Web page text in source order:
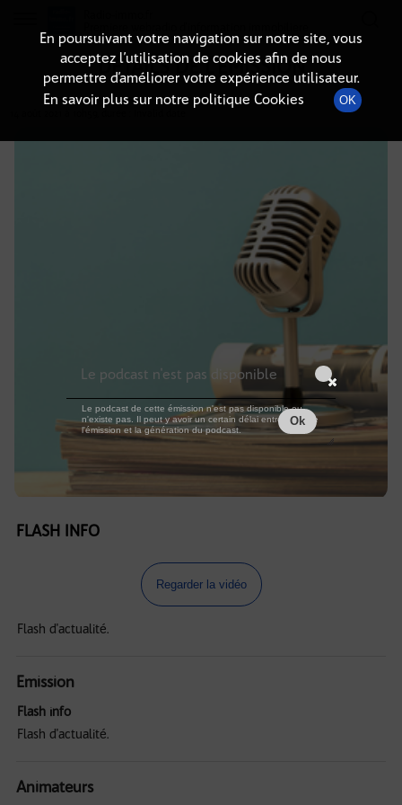
DÉTAILS DE L'ÉMISSION
FLASH INFO
Regarder la vidéo
Flash d'actualité.
Emission
Flash info
Flash d'actualité.
Animateurs
En poursuivant votre navigation sur notre site, vous
acceptez l’utilisation de cookies afin de nous
permettre d’améliorer votre expérience utilisateur.
En savoir plus sur notre politique Cookies
OK
Le podcast n'est pas disponible
Le podcast de cette émission n'est pas disponible ou
n'existe pas. Il peut y avoir un certain délai entre la fin de
l'émission et la génération du podcast.
Ok